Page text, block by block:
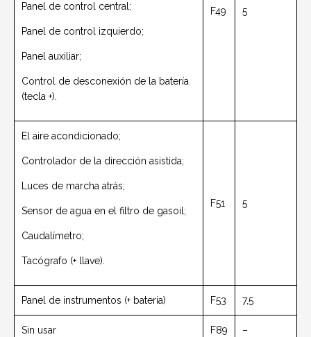
Panel de control central;
Panel de control izquierdo;
Panel auxiliar;
Control de desconexión de la batería
(tecla +).
F49 5
El aire acondicionado;
Controlador de la dirección asistida;
Luces de marcha atrás;
Sensor de agua en el filtro de gasoil;
Caudalímetro;
Tacógrafo (+ llave).
F51 5
Panel de instrumentos (+ batería) F53 7,5
Sin usar F89 –